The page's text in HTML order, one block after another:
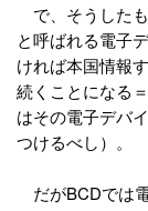
で、そうした
と呼ばれる電子
ければ本国情報
続くことになる
はその電子デバ
つけるべし）。
だがBCDでは